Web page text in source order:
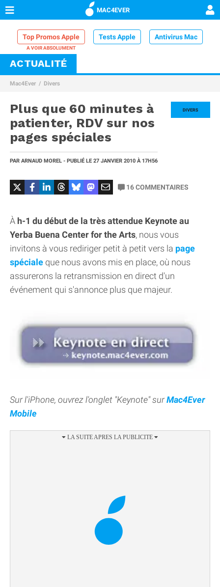
MAC4EVER
Top Promos Apple Tests Apple Antivirus Mac
VPN Mac
Comparatif iPhone
ACTUALITÉ
Mac4Ever Divers
DIVERS
Plus que 60 minutes à
patienter, RDV sur nos
pages spéciales
PAR ARNAUD MOREL - PUBLIÉ LE 27 JANVIER 2010 À 17H56
16COMMENTAIRES
À h-1 du début de la très attendue Keynote au
Yerba Buena Center for the Arts, nous vous
invitons à vous rediriger petit à petit vers la page
spéciale que nous avons mis en place, où nous
assurerons la retransmission en direct d'un
événement qui s'annonce plus que majeur.
Sur l'iPhone, ouvrez l'onglet "Keynote" surMac4Ever
Mobile